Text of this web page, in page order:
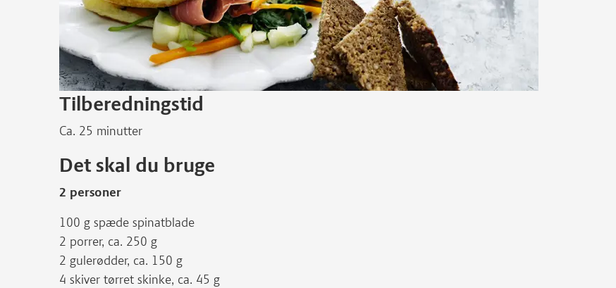
Tilberedningstid
Ca. 25 minutter
Det skal du bruge
2 personer
100 g spæde spinatblade
2 porrer, ca. 250 g
2 gulerødder, ca. 150 g
4 skiver tørret skinke, ca. 45 g